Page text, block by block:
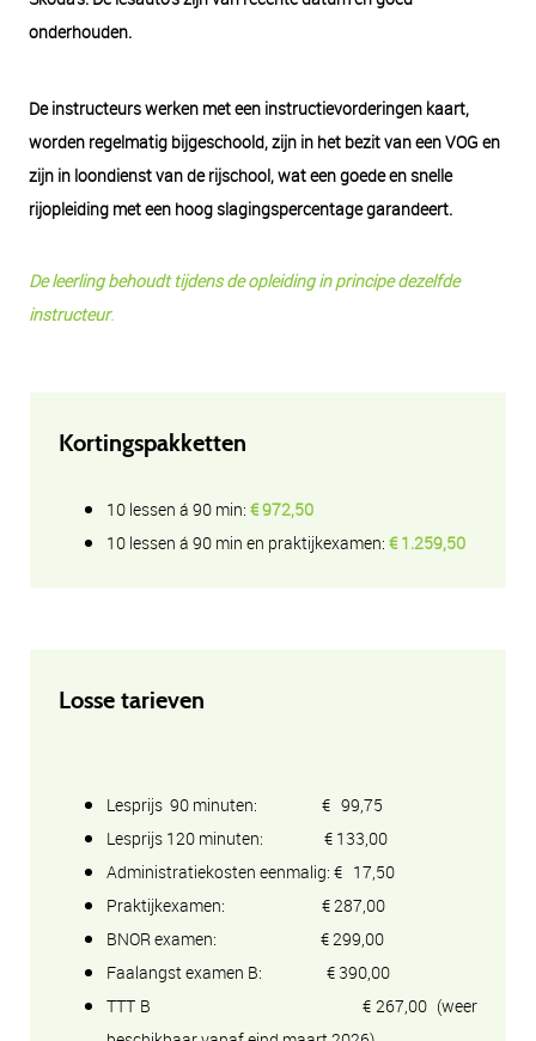
onderhouden.
De instructeurs werken met een instructievorderingen kaart,
worden regelmatig bijgeschoold, zijn in het bezit van een VOG en
zijn in loondienst van de rijschool, wat een goede en snelle
rijopleiding met een hoog slagingspercentage garandeert.
De leerling behoudt tijdens de opleiding in principe dezelfde
instructeur.
Kortingspakketten
10 lessen á 90 min: € 972,50
10 lessen á 90 min en praktijkexamen: € 1.259,50
Losse tarieven
Lesprijs 90 minuten: € 99,75
Lesprijs 120 minuten: € 133,00
Administratiekosten eenmalig: € 17,50
Praktijkexamen: € 287,00
BNOR examen: € 299,00
Faalangst examen B: € 390,00
TTT B € 267,00 (weer